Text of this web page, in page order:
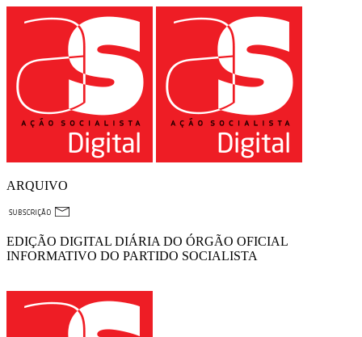
ARQUIVO
EDIÇÃO DIGITAL DIÁRIA DO ÓRGÃO OFICIAL
INFORMATIVO DO PARTIDO SOCIALISTA